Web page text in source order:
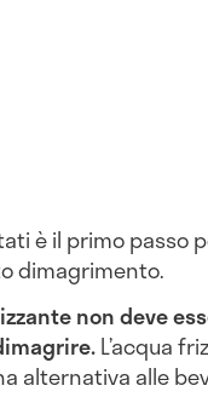
è il primo passo
dimagrimento.
non deve
L’acqua
alternativa alle